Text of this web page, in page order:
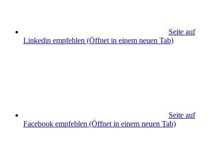
Seite auf
Linkedin empfehlen (Öffnet in einem neuen Tab)
Seite auf
Facebook empfehlen (Öffnet in einem neuen Tab)